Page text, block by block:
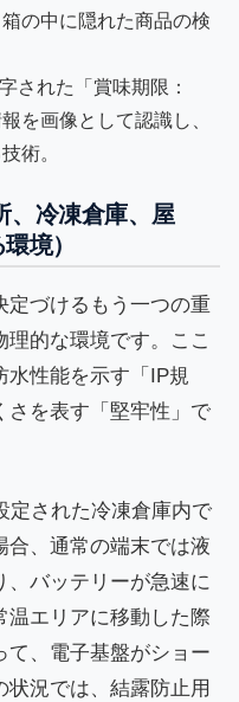
の中に隠れた商品の検
された「賞味期限：
を画像として認識し、
術。
、冷凍倉庫、屋
境）
定づけるもう一つの重
的な環境です。ここ
水性能を示す「IP規
さを表す「堅牢性」で
定された冷凍倉庫内で
合、通常の端末では液
バッテリーが急速に
温エリアに移動した際
て、電子基盤がショー
状況では、結露防止用